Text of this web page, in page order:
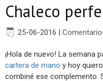
Chaleco
25-06-2016 |
¡Hola de nuevo! La semana
cartera de mano y hoy
combiné ese complemento.